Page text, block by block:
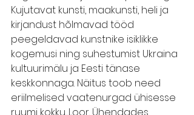
Kujutavat kunsti, maakunsti, heli ja
kirjandust hõlmavad tööd
peegeldavad kunstnike isiklikke
kogemusi ning suhestumist Ukraina
kultuurimälu ja Eesti tänase
keskkonnaga. Näitus toob need
eriilmelised vaatenurgad ühisesse